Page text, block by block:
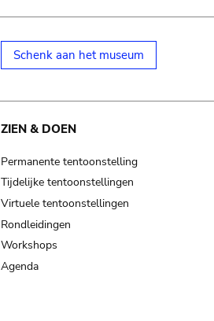
Schenk aan het museum
ZIEN & DOEN
Permanente tentoonstelling
Tijdelijke tentoonstellingen
Virtuele tentoonstellingen
Rondleidingen
Workshops
Agenda